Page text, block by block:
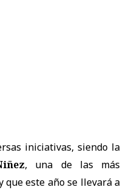
iniciativas, siendo la
, una de las más
que este año se llevará a